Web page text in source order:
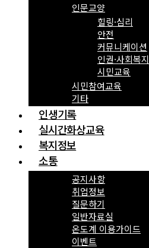
인문교양
힐링·심리
안전
커뮤니케이션
인권·사회복지
시민교육
시민참여교육
기타
인생기록
실시간화상교육
복지정보
소통
공지사항
취업정보
질문하기
일반자료실
온도계 이용가이드
이벤트